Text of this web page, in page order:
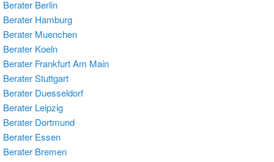
Berater Berlin
Berater Hamburg
Berater Muenchen
Berater Koeln
Berater Frankfurt Am Main
Berater Stuttgart
Berater Duesseldorf
Berater Leipzig
Berater Dortmund
Berater Essen
Berater Bremen